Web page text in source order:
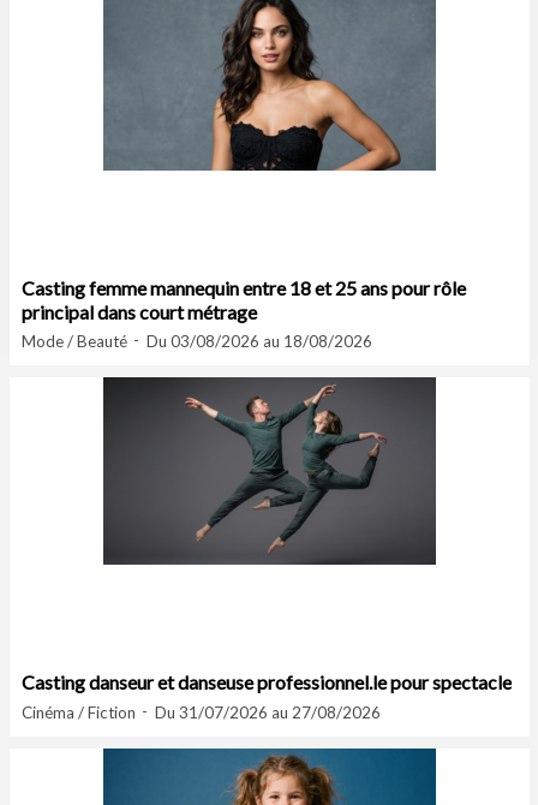
Casting femme mannequin entre 18 et 25 ans pour rôle
principal dans court métrage
Mode / Beauté Du 03/08/2026 au 18/08/2026
Casting danseur et danseuse professionnel.le pour spectacle
Cinéma / Fiction Du 31/07/2026 au 27/08/2026